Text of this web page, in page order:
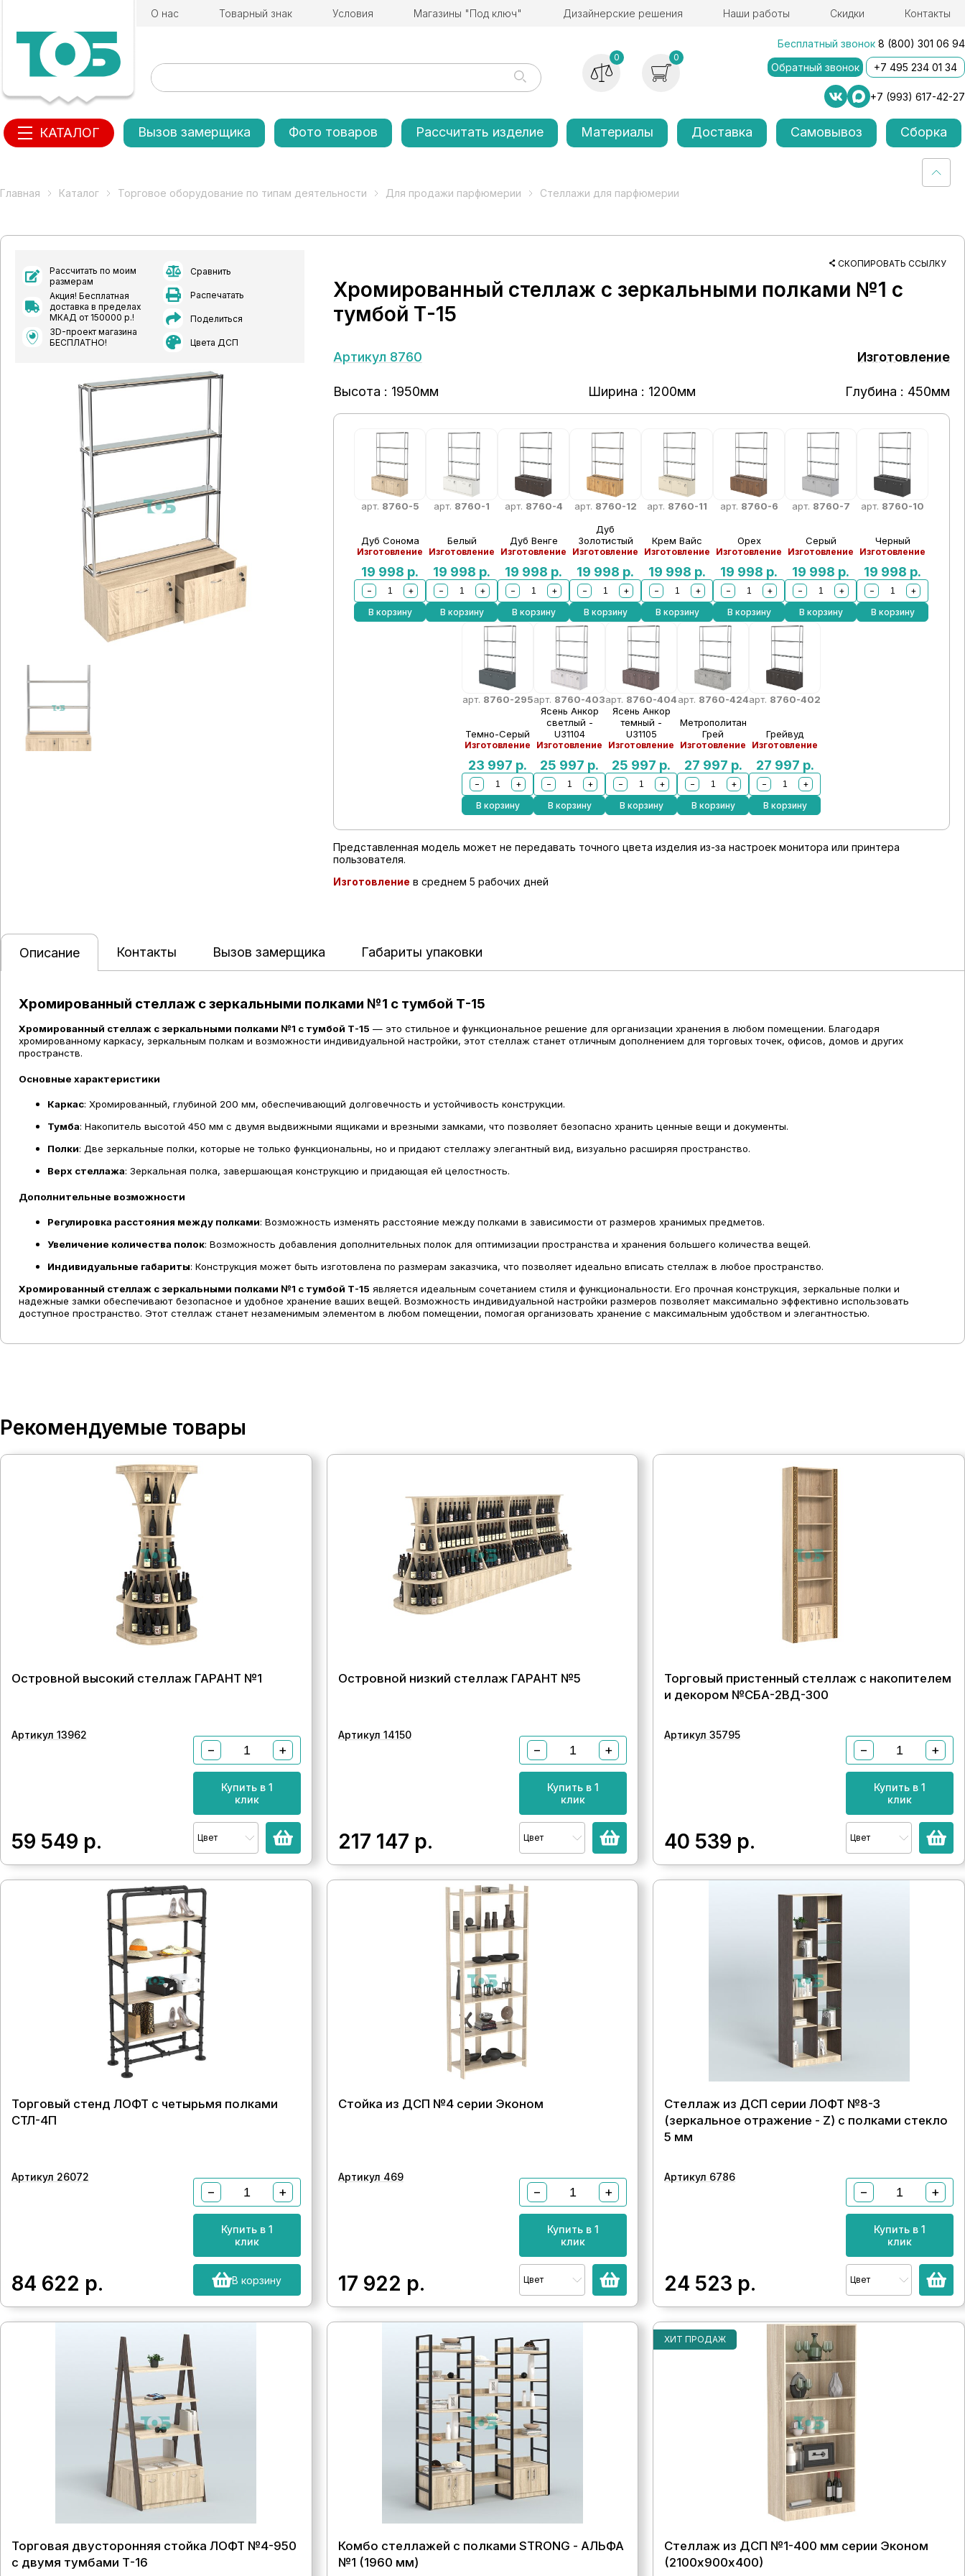
О нас Товарный знак Условия Магазины "Под ключ" Дизайнерские решения Наши работы Скидки Контакты
0 0
Бесплатный звонок 8 (800) 301 06 94
Обратный звонок
+7 495 234 01 34
+7 (993) 617-42-27
КАТАЛОГ Вызов замерщика Фото товаров Рассчитать изделие Материалы Доставка Самовывоз Сборка
Главная Каталог Торговое оборудование по типам деятельности Для продажи парфюмерии Стеллажи для парфюмерии
Рассчитать по моим
размерам
Акция! Бесплатная
доставка в пределах
МКАД от 150000 р.!
3D-проект магазина
БЕСПЛАТНО!
Сравнить
Распечатать
Поделиться
Цвета ДСП
СКОПИРОВАТЬ ССЫЛКУ
Хромированный стеллаж с зеркальными полками №1 с
тумбой Т-15
Артикул 8760 Изготовление
Высота : 1950мм Ширина : 1200мм Глубина : 450мм
арт. 8760-5
Дуб Сонома
Изготовление
19 998 р.
−
+
В корзину
арт. 8760-1
Белый
Изготовление
19 998 р.
−
+
В корзину
арт. 8760-4
Дуб Венге
Изготовление
19 998 р.
−
+
В корзину
арт. 8760-12
Дуб
Золотистый
Изготовление
19 998 р.
−
+
В корзину
арт. 8760-11
Крем Вайс
Изготовление
19 998 р.
−
+
В корзину
арт. 8760-6
Орех
Изготовление
19 998 р.
−
+
В корзину
арт. 8760-7
Серый
Изготовление
19 998 р.
−
+
В корзину
арт. 8760-10
Черный
Изготовление
19 998 р.
−
+
В корзину
арт. 8760-295
Темно-Серый
Изготовление
23 997 р.
−
+
В корзину
арт. 8760-403
Ясень Анкор
светлый -
U31104
Изготовление
25 997 р.
−
+
В корзину
арт. 8760-404
Ясень Анкор
темный -
U31105
Изготовление
25 997 р.
−
+
В корзину
арт. 8760-424
Метрополитан
Грей
Изготовление
27 997 р.
−
+
В корзину
арт. 8760-402
Грейвуд
Изготовление
27 997 р.
−
+
В корзину
Представленная модель может не передавать точного цвета изделия из-за настроек монитора или принтера
пользователя.
Изготовление в среднем 5 рабочих дней
Описание Контакты Вызов замерщика Габариты упаковки
Хромированный стеллаж с зеркальными полками №1 с тумбой Т-15
Хромированный стеллаж с зеркальными полками №1 с тумбой Т-15 — это стильное и функциональное решение для организации хранения в любом помещении. Благодаря
хромированному каркасу, зеркальным полкам и возможности индивидуальной настройки, этот стеллаж станет отличным дополнением для торговых точек, офисов, домов и других
пространств.
Основные характеристики
Каркас: Хромированный, глубиной 200 мм, обеспечивающий долговечность и устойчивость конструкции.
Тумба: Накопитель высотой 450 мм с двумя выдвижными ящиками и врезными замками, что позволяет безопасно хранить ценные вещи и документы.
Полки: Две зеркальные полки, которые не только функциональны, но и придают стеллажу элегантный вид, визуально расширяя пространство.
Верх стеллажа: Зеркальная полка, завершающая конструкцию и придающая ей целостность.
Дополнительные возможности
Регулировка расстояния между полками: Возможность изменять расстояние между полками в зависимости от размеров хранимых предметов.
Увеличение количества полок: Возможность добавления дополнительных полок для оптимизации пространства и хранения большего количества вещей.
Индивидуальные габариты: Конструкция может быть изготовлена по размерам заказчика, что позволяет идеально вписать стеллаж в любое пространство.
Хромированный стеллаж с зеркальными полками №1 с тумбой Т-15 является идеальным сочетанием стиля и функциональности. Его прочная конструкция, зеркальные полки и
надежные замки обеспечивают безопасное и удобное хранение ваших вещей. Возможность индивидуальной настройки размеров позволяет максимально эффективно использовать
доступное пространство. Этот стеллаж станет незаменимым элементом в любом помещении, помогая организовать хранение с максимальным удобством и элегантностью.
Рекомендуемые товары
Островной высокий стеллаж ГАРАНТ №1
Артикул 13962
59 549 р.
− +
Купить в 1
клик
Цвет
Островной низкий стеллаж ГАРАНТ №5
Артикул 14150
217 147 р.
− +
Купить в 1
клик
Цвет
Торговый пристенный стеллаж с накопителем
и декором №СБА-2ВД-300
Артикул 35795
40 539 р.
− +
Купить в 1
клик
Цвет
Торговый стенд ЛОФТ с четырьмя полками
СТЛ-4П
Артикул 26072
84 622 р.
− +
Купить в 1
клик
В корзину
Стойка из ДСП №4 серии Эконом
Артикул 469
17 922 р.
− +
Купить в 1
клик
Цвет
Стеллаж из ДСП серии ЛОФТ №8-3
(зеркальное отражение - Z) с полками стекло
5 мм
Артикул 6786
24 523 р.
− +
Купить в 1
клик
Цвет
Торговая двусторонняя стойка ЛОФТ №4-950
с двумя тумбами Т-16
Комбо стеллажей с полками STRONG - АЛЬФА
№1 (1960 мм)
ХИТ ПРОДАЖ
Стеллаж из ДСП №1-400 мм серии Эконом
(2100х900х400)